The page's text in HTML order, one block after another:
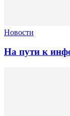
Новости
На пути к